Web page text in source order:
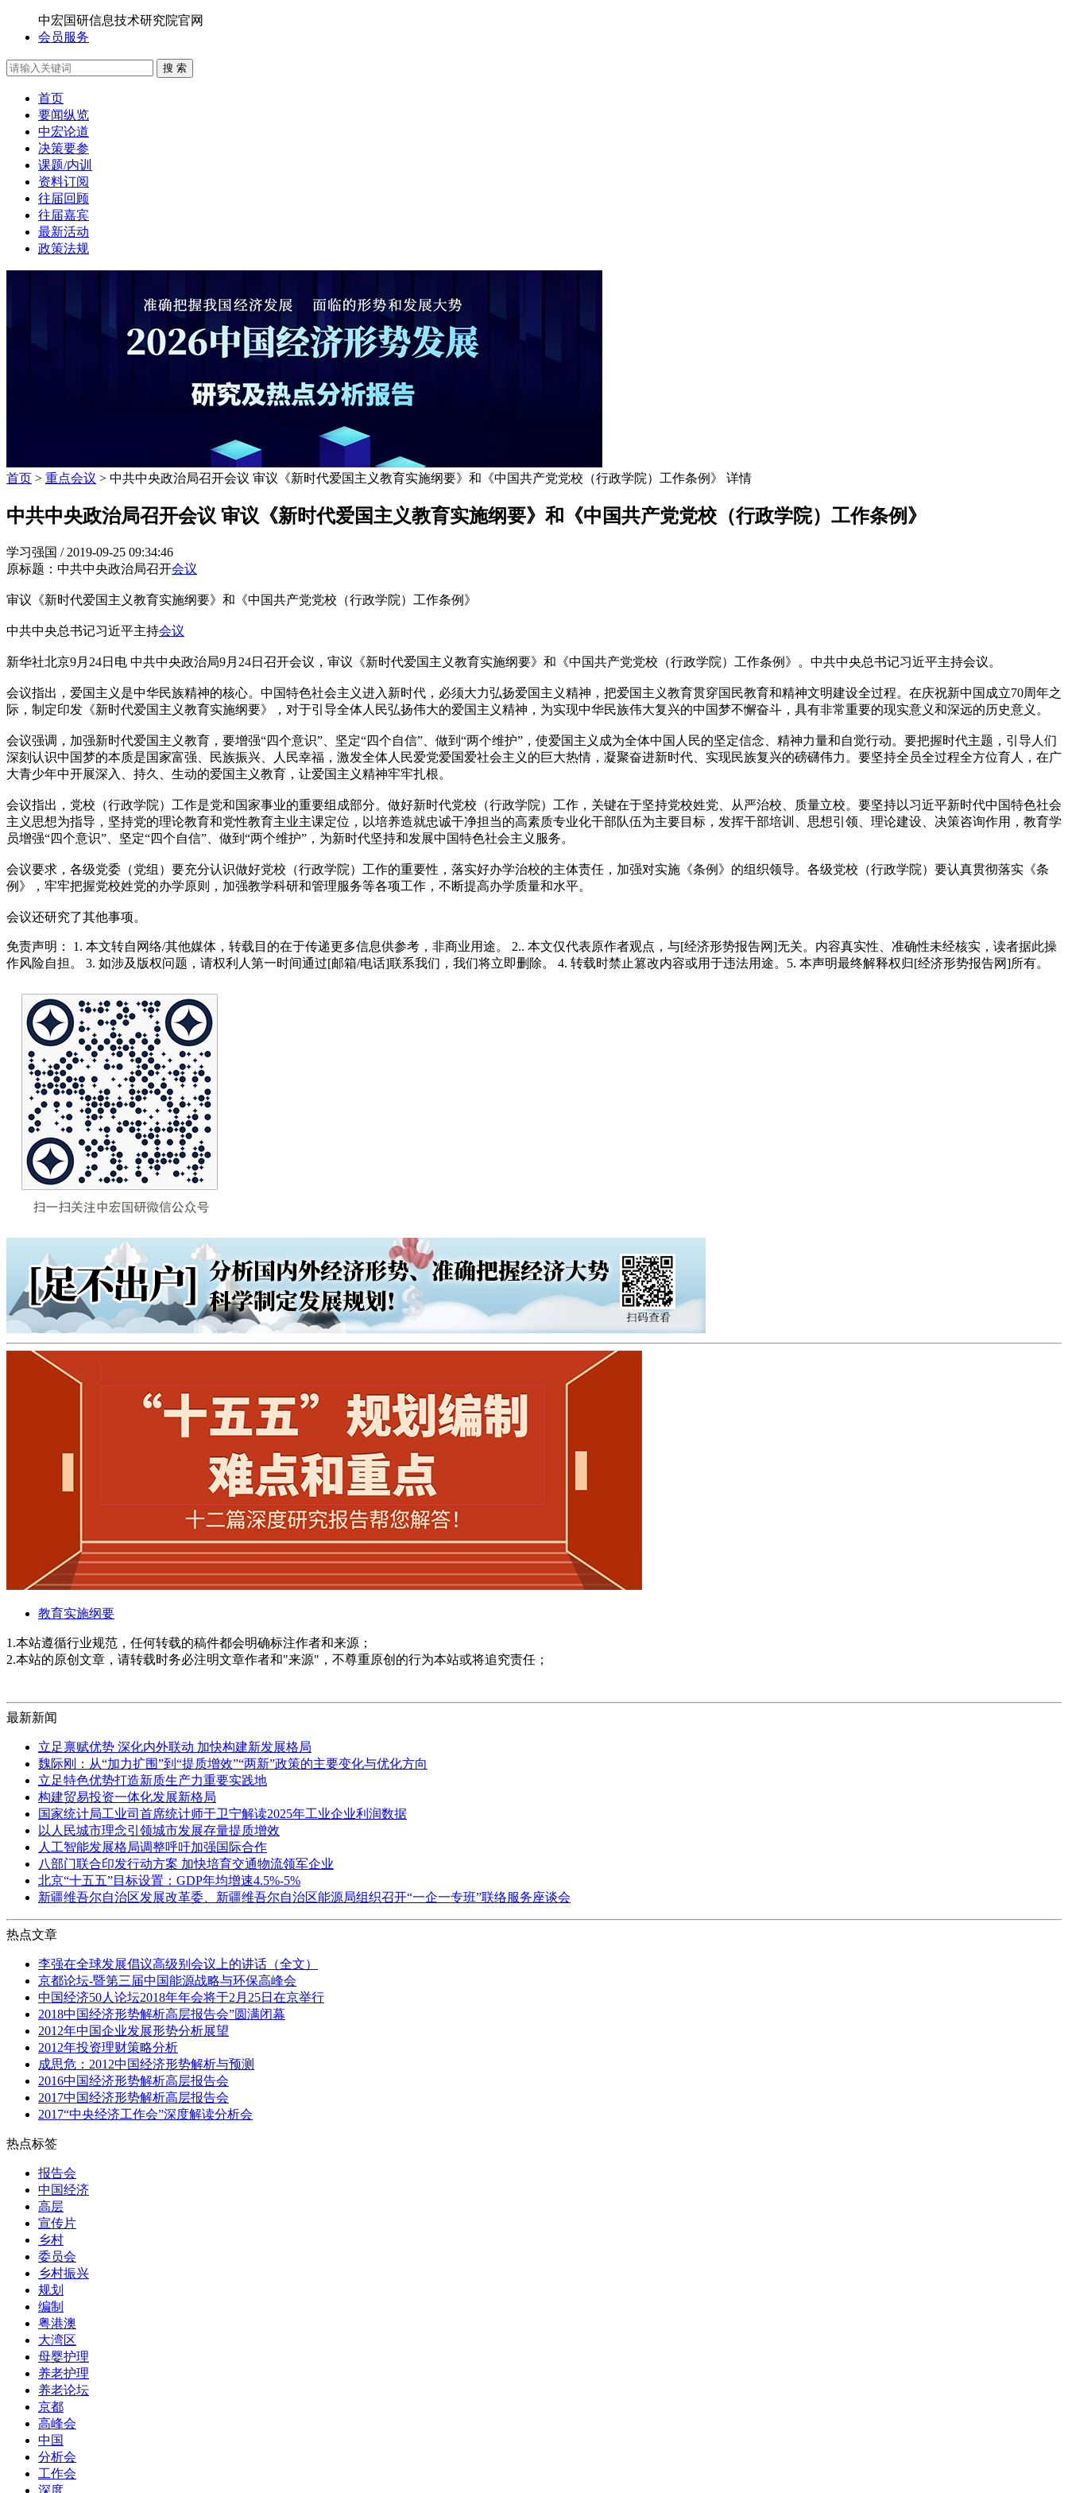
中宏国研信息技术研究院官网
会员服务
搜 索
首页
要闻纵览
中宏论道
决策要参
课题/内训
资料订阅
往届回顾
往届嘉宾
最新活动
政策法规
首页 > 重点会议 > 中共中央政治局召开会议 审议《新时代爱国主义教育实施纲要》和《中国共产党党校（行政学院）工作条例》 详情
中共中央政治局召开会议 审议《新时代爱国主义教育实施纲要》和《中国共产党党校（行政学院）工作条例》
学习强国 / 2019-09-25 09:34:46
原标题：中共中央政治局召开会议
审议《新时代爱国主义教育实施纲要》和《中国共产党党校（行政学院）工作条例》
中共中央总书记习近平主持会议
新华社北京9月24日电 中共中央政治局9月24日召开会议，审议《新时代爱国主义教育实施纲要》和《中国共产党党校（行政学院）工作条例》。中共中央总书记习近平主持会议。
会议指出，爱国主义是中华民族精神的核心。中国特色社会主义进入新时代，必须大力弘扬爱国主义精神，把爱国主义教育贯穿国民教育和精神文明建设全过程。在庆祝新中国成立70周年之
际，制定印发《新时代爱国主义教育实施纲要》，对于引导全体人民弘扬伟大的爱国主义精神，为实现中华民族伟大复兴的中国梦不懈奋斗，具有非常重要的现实意义和深远的历史意义。
会议强调，加强新时代爱国主义教育，要增强“四个意识”、坚定“四个自信”、做到“两个维护”，使爱国主义成为全体中国人民的坚定信念、精神力量和自觉行动。要把握时代主题，引导人们
深刻认识中国梦的本质是国家富强、民族振兴、人民幸福，激发全体人民爱党爱国爱社会主义的巨大热情，凝聚奋进新时代、实现民族复兴的磅礴伟力。要坚持全员全过程全方位育人，在广
大青少年中开展深入、持久、生动的爱国主义教育，让爱国主义精神牢牢扎根。
会议指出，党校（行政学院）工作是党和国家事业的重要组成部分。做好新时代党校（行政学院）工作，关键在于坚持党校姓党、从严治校、质量立校。要坚持以习近平新时代中国特色社会
主义思想为指导，坚持党的理论教育和党性教育主业主课定位，以培养造就忠诚干净担当的高素质专业化干部队伍为主要目标，发挥干部培训、思想引领、理论建设、决策咨询作用，教育学
员增强“四个意识”、坚定“四个自信”、做到“两个维护”，为新时代坚持和发展中国特色社会主义服务。
会议要求，各级党委（党组）要充分认识做好党校（行政学院）工作的重要性，落实好办学治校的主体责任，加强对实施《条例》的组织领导。各级党校（行政学院）要认真贯彻落实《条
例》，牢牢把握党校姓党的办学原则，加强教学科研和管理服务等各项工作，不断提高办学质量和水平。
会议还研究了其他事项。
免责声明： 1. 本文转自网络/其他媒体，转载目的在于传递更多信息供参考，非商业用途。 2.. 本文仅代表原作者观点，与[经济形势报告网]无关。内容真实性、准确性未经核实，读者据此操
作风险自担。 3. 如涉及版权问题，请权利人第一时间通过[邮箱/电话]联系我们，我们将立即删除。 4. 转载时禁止篡改内容或用于违法用途。5. 本声明最终解释权归[经济形势报告网]所有。
教育实施纲要
1.本站遵循行业规范，任何转载的稿件都会明确标注作者和来源；
2.本站的原创文章，请转载时务必注明文章作者和"来源"，不尊重原创的行为本站或将追究责任；
最新新闻
立足禀赋优势 深化内外联动 加快构建新发展格局
魏际刚：从“加力扩围”到“提质增效”“两新”政策的主要变化与优化方向
立足特色优势打造新质生产力重要实践地
构建贸易投资一体化发展新格局
国家统计局工业司首席统计师于卫宁解读2025年工业企业利润数据
以人民城市理念引领城市发展存量提质增效
人工智能发展格局调整呼吁加强国际合作
八部门联合印发行动方案 加快培育交通物流领军企业
北京“十五五”目标设置：GDP年均增速4.5%-5%
新疆维吾尔自治区发展改革委、新疆维吾尔自治区能源局组织召开“一企一专班”联络服务座谈会
热点文章
李强在全球发展倡议高级别会议上的讲话（全文）
京都论坛-暨第三届中国能源战略与环保高峰会
中国经济50人论坛2018年年会将于2月25日在京举行
2018中国经济形势解析高层报告会”圆满闭幕
2012年中国企业发展形势分析展望
2012年投资理财策略分析
成思危：2012中国经济形势解析与预测
2016中国经济形势解析高层报告会
2017中国经济形势解析高层报告会
2017“中央经济工作会”深度解读分析会
热点标签
报告会
中国经济
高层
宣传片
乡村
委员会
乡村振兴
规划
编制
粤港澳
大湾区
母婴护理
养老护理
养老论坛
京都
高峰会
中国
分析会
工作会
深度